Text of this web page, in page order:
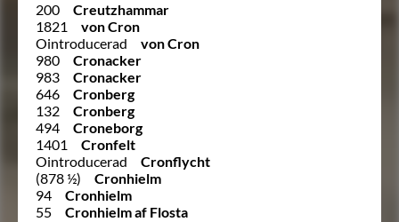
200
Creutzhammar
1821
von Cron
Ointroducerad
von Cron
980
Cronacker
983
Cronacker
646
Cronberg
132
Cronberg
494
Croneborg
1401
Cronfelt
Ointroducerad
Cronflycht
(878 ½)
Cronhielm
94
Cronhielm
55
Cronhielm af Flosta